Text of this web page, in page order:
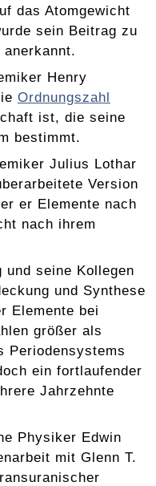
das Atomgewicht
sein Beitrag zu
Henry
Ordnungszahl
ist, die seine
bestimmt.
Julius Lothar
Version
er Elemente nach
nach ihrem
und seine Kollegen
und Synthese
Elemente bei
größer als
Periodensystems
ein fortlaufender
Jahrzehnte
Physiker Edwin
mit Glenn T.